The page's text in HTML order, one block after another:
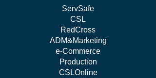
ServSafe
CSL
RedCross
ADM&Marketing
e-Commerce
Production
CSLOnline